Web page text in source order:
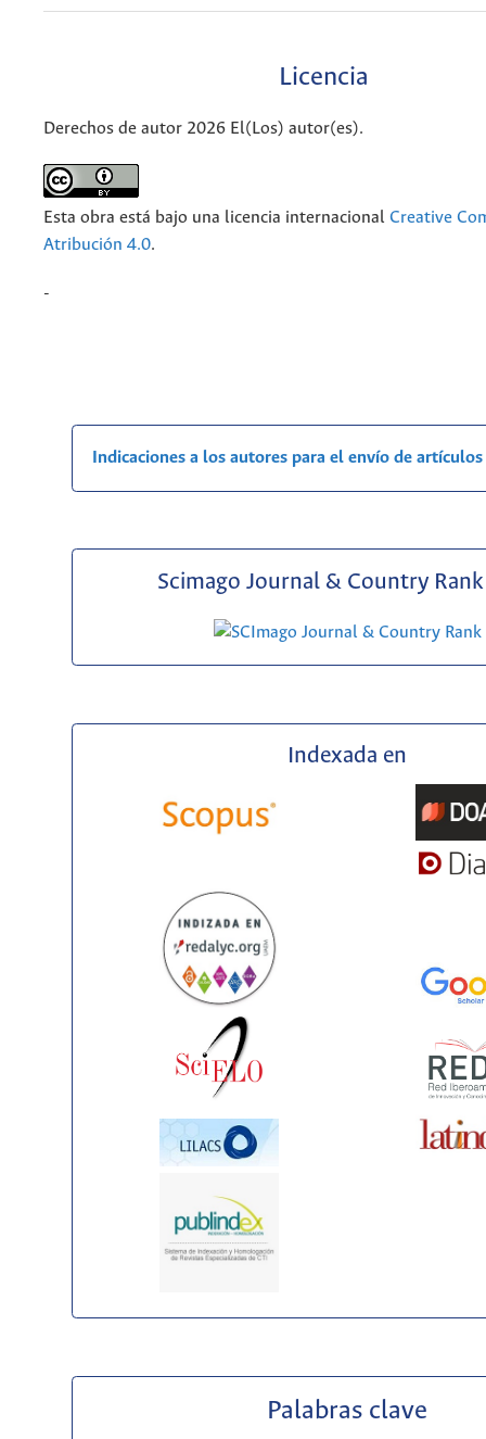
Licencia
Derechos de autor 2026 El(Los) autor(es).
Esta obra está bajo una licencia internacional Creative
Atribución 4.0.
-
Indicaciones a los autores para el envío de artículos
Scimago Journal & Country Rank
Indexada en
Palabras clave